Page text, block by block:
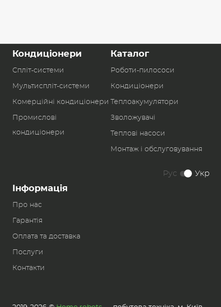
Кондиціонери
Спліт-системи
Мультиспліт-системи
Комерційні кондиціонери
Промислові
кондиціонери
Каталог
Роботи-пилоcоси
Кондиціонери
Теплоакумулятори
Зволожувачі
Теплові насоси
Монтаж і обслуговування
Інформація
Про нас
Гарантія
Оплата та доставка
Послуги
Контакти
Рус Укр